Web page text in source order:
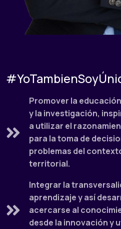
Promover la
y la investigación,
a utilizar el
para la toma de
problemas del
territorial.
Integrar la
aprendizaje y así
acercarse al
desde la innovación y